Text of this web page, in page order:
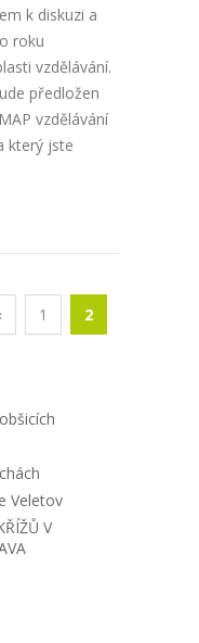
k diskuzi a
roku
vzdělávání.
předložen
vzdělávání
který jste
1 2
Veletov
V